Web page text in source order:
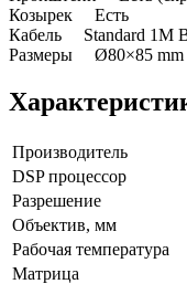
Козырек Есть
Кабель Standard 1M
Размеры Ø80×85 mm
Производитель
DSP процессор
Разрешение
Объектив, мм
Рабочая температура
Матрица